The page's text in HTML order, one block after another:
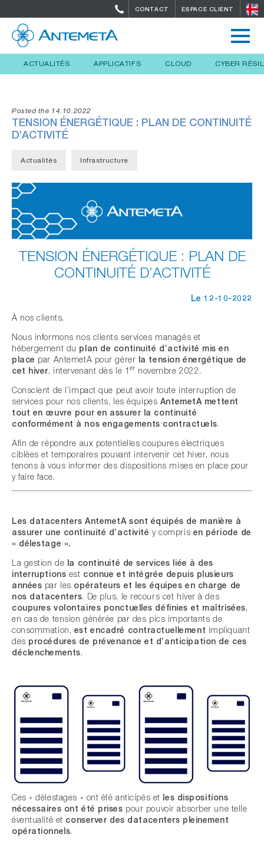
CONTACT ESPACE CLIENT
ACTUALITÉS APPLICATIFS CLOUD CYBER
Posted the 14.10.2022
TENSION ÉNERGÉTIQUE : PLAN DE CONTINUITÉ
D’ACTIVITÉ
Actualités Infrastructure
TENSION ÉNERGÉTIQUE : PLAN DE
CONTINUITÉ D’ACTIVITÉ
Le 12-10-2022
À nos clients,
Nous informons nos clients services managés et
hébergement du plan de continuité d’activité mis en
place par AntemetA pour gérer la tension énergétique de
cet hiver, intervenant dès le 1er novembre 2022.
Conscient de l’impact que peut avoir toute interruption de
services pour nos clients, les équipes AntemetA mettent
tout en œuvre pour en assurer la continuité
conformément à nos engagements contractuels.
Afin de répondre aux potentielles coupures électriques
ciblées et temporaires pouvant intervenir cet hiver, nous
tenons à vous informer des dispositions mises en place pour
y faire face.
Les datacenters AntemetA sont équipés de manière à
assurer une continuité d’activité y compris en période de
« délestage ».
La gestion de la continuité de services liée à des
interruptions est connue et intégrée depuis plusieurs
années par les opérateurs et les équipes en charge de
nos datacenters. De plus, le recours cet hiver à des
coupures volontaires ponctuelles définies et maîtrisées,
en cas de tension générée par des pics importants de
consommation, est encadré contractuellement impliquant
des procédures de prévenance et d’anticipation de ces
déclenchements.
Ces « délestages » ont été anticipés et les dispositions
nécessaires ont été prises pour pouvoir absorber une telle
éventualité et conserver des datacenters pleinement
opérationnels.